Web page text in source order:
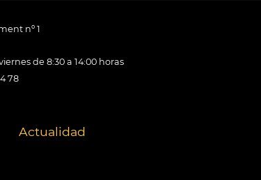
nº 1
de 8:30 a 14:00 horas
78
Actualidad